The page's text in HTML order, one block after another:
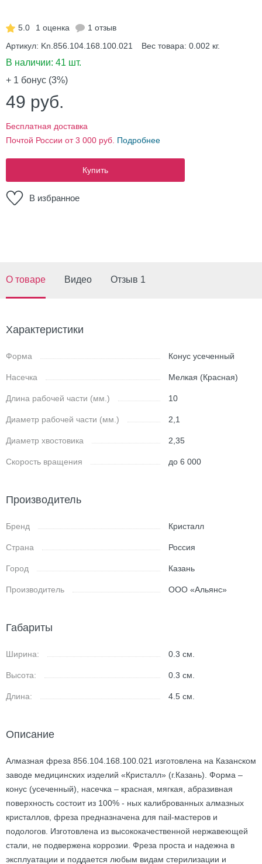
5.0 1 оценка
1 отзыв
Артикул: Kn.856.104.168.100.021 Вес товара: 0.002 кг.
В наличии: 41 шт.
+ 1 бонус (3%)
49 руб.
Бесплатная доставка
Почтой России от 3 000 руб. Подробнее
Купить
В избранное
О товаре Видео Отзыв 1
Характеристики
Форма Конус усеченный
Насечка Мелкая (Красная)
Длина рабочей части (мм.) 10
Диаметр рабочей части (мм.) 2,1
Диаметр хвостовика 2,35
Скорость вращения до 6 000
Производитель
Бренд Кристалл
Страна Россия
Город Казань
Производитель ООО «Альянс»
Габариты
Ширина: 0.3см.
Высота: 0.3см.
Длина: 4.5см.
Описание
Алмазная фреза 856.104.168.100.021 изготовлена на Казанском
заводе медицинских изделий «Кристалл» (г.Казань). Форма –
конус (усеченный), насечка – красная, мягкая, абразивная
поверхность состоит из 100% - ных калиброванных алмазных
кристаллов, фреза предназначена для nail-мастеров и
подологов. Изготовлена из высококачественной нержавеющей
стали, не подвержена коррозии. Фреза проста и надежна в
эксплуатации и поддается любым видам стерилизации и